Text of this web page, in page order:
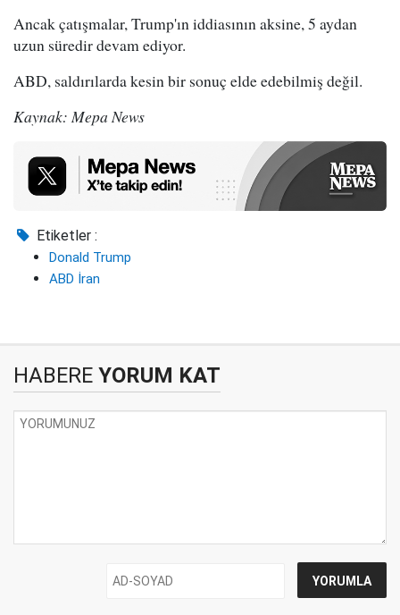
Ancak çatışmalar, Trump'ın iddiasının aksine, 5 aydan
uzun süredir devam ediyor.
ABD, saldırılarda kesin bir sonuç elde edebilmiş değil.
Kaynak: Mepa News
Etiketler :
Donald Trump
ABD İran
HABERE YORUM KAT